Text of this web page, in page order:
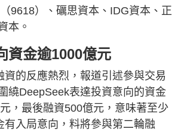
（9618）、礪思資本、IDG資本、正
本。
資金逾1000億元
資的反應熱烈，報道引述參與交易
繞DeepSeek表達投資意向的資金
，最後融資500億元，意味著至少
有入局意向，料將參與第二輪融